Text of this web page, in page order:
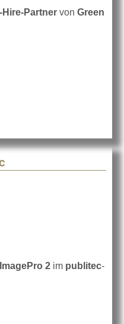
Partner von Green
2 im publitec-